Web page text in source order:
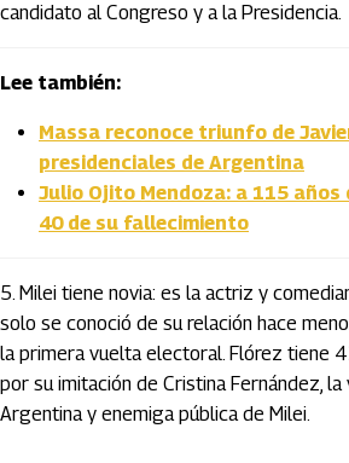
candidato al Congreso y a la Presidencia.
Lee también:
Massa reconoce triunfo de
presidenciales de Argentina
Julio Ojito Mendoza: a 115
40 de su fallecimiento
5. Milei tiene novia: es la actriz y
solo se conoció de su relación hace
la primera vuelta electoral. Flórez tiene
por su imitación de Cristina Fernández,
Argentina y enemiga pública de Milei.